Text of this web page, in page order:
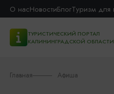
О насНовостиБлогТуризм для
ТУРИСТИЧЕСКИЙ ПОРТАЛ
КАЛИНИНГРАДСКОЙ ОБЛАСТИ
Главная Афиша